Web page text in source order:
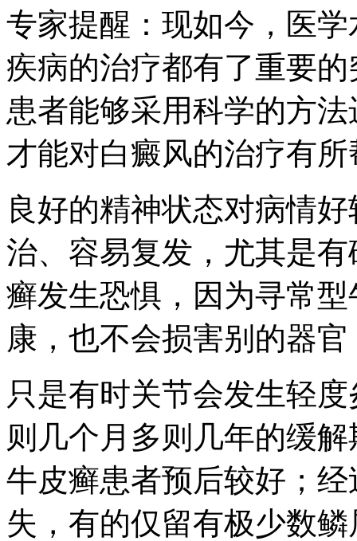
专家提醒：现如今，医
疾病的治疗都有了重要
患者能够采用科学的方
才能对白癜风的治疗有所
良好的精神状态对病情
治、容易复发，尤其是
癣发生恐惧，因为寻常
康，也不会损害别的器
只是有时关节会发生轻
则几个月多则几年的缓
牛皮癣患者预后较好；
失，有的仅留有极少数